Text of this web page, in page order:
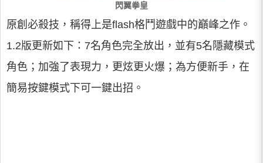
閃翼拳皇
原創必殺技，稱得上是flash格鬥遊戲中的巔峰之作。
1.2版更新如下：7名角色完全放出，並有5名隱藏模式
角色；加強了表現力，更炫更火爆；為方便新手，在
簡易按鍵模式下可一鍵出招。